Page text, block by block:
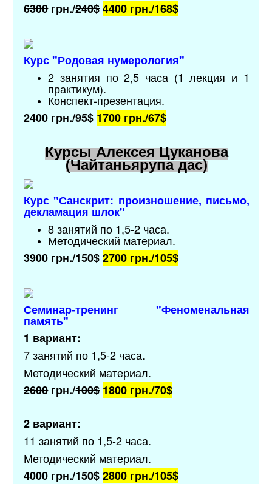
6300грн./240$4400 грн./168$
Курс "Родовая нумерология"
2 занятия по 2,5 часа (1 лекция и 1
практикум).
Конспект-презентация.
2400грн./95$ 1700 грн./67$
Курсы Алексея Цуканова
(Чайтаньярупа дас)
Курс "Санскрит: произношение, письмо,
декламация шлок"
8 занятий по 1,5-2 часа.
Методический материал.
3900грн./150$2700 грн./105$
Семинар-тренинг "Феноменальная
память"
1 вариант:
7 занятий по 1,5-2 часа.
Методический материал.
2600грн./100$ 1800 грн./70$
2 вариант:
11 занятий по 1,5-2 часа.
Методический материал.
4000грн./150$2800 грн./105$